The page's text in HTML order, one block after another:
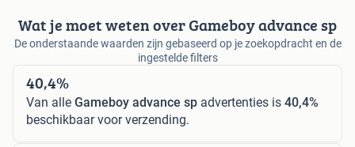
Wat je moet weten over Gameboy advance sp
De onderstaande waarden zijn gebaseerd op je zoekopdracht en de
ingestelde filters
40,4%
Van alle Gameboy advance sp advertenties is 40,4%
beschikbaar voor verzending.